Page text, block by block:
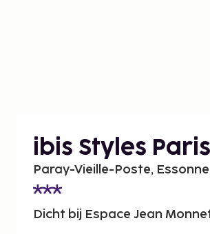
ibis Styles
Paray-Vieille-Poste,
Dicht bij Espace Jean